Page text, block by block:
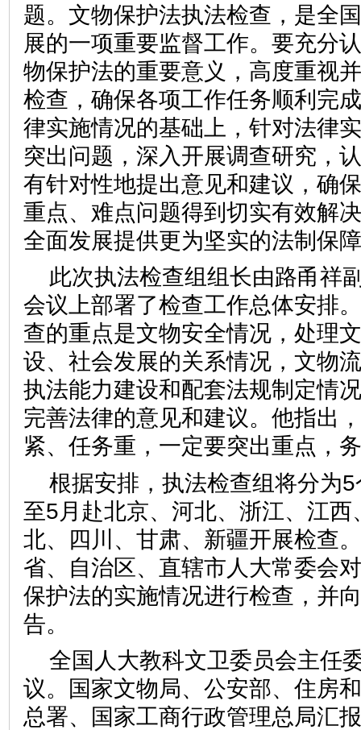
题。文物保护法执法检查，是全
展的一项重要监督工作。要充分
物保护法的重要意义，高度重视
检查，确保各项工作任务顺利完
律实施情况的基础上，针对法律
突出问题，深入开展调查研究，
有针对性地提出意见和建议，确
重点、难点问题得到切实有效解
全面发展提供更为坚实的法制保
此次执法检查组组长由路甬祥
会议上部署了检查工作总体安排
查的重点是文物安全情况，处理
设、社会发展的关系情况，文物
执法能力建设和配套法规制定情
完善法律的意见和建议。他指出
紧、任务重，一定要突出重点，
根据安排，执法检查组将分为
至5月赴北京、河北、浙江、江西
北、四川、甘肃、新疆开展检查
省、自治区、直辖市人大常委会
保护法的实施情况进行检查，并
告。
全国人大教科文卫委员会主任
议。国家文物局、公安部、住房
总署、国家工商行政管理总局汇